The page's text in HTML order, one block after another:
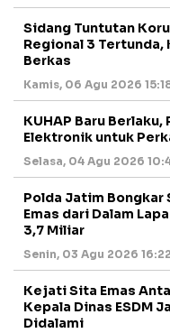
Sidang Tuntutan
Regional 3 Tertunda,
Berkas
Kamis, 06 Agu 2026
KUHAP Baru
Elektronik untuk
Selasa, 04 Agu 2026
Polda Jatim Bongkar
Emas dari Dalam
3,7 Miliar
Senin, 03 Agu 2026
Kejati Sita Emas
Kepala Dinas ESDM
Didalami